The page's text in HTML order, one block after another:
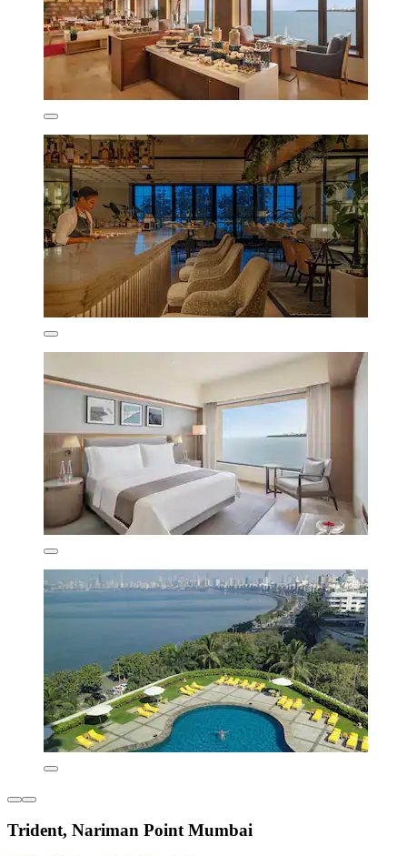
Trident, Nariman Point Mumbai